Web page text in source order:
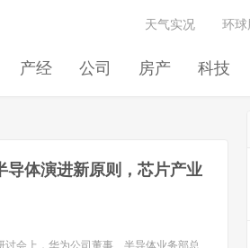
产经 公司 房产 科技
天气实况 环
导体演进新原则，芯片产业
会上，华为公司董事、半导体业务部总